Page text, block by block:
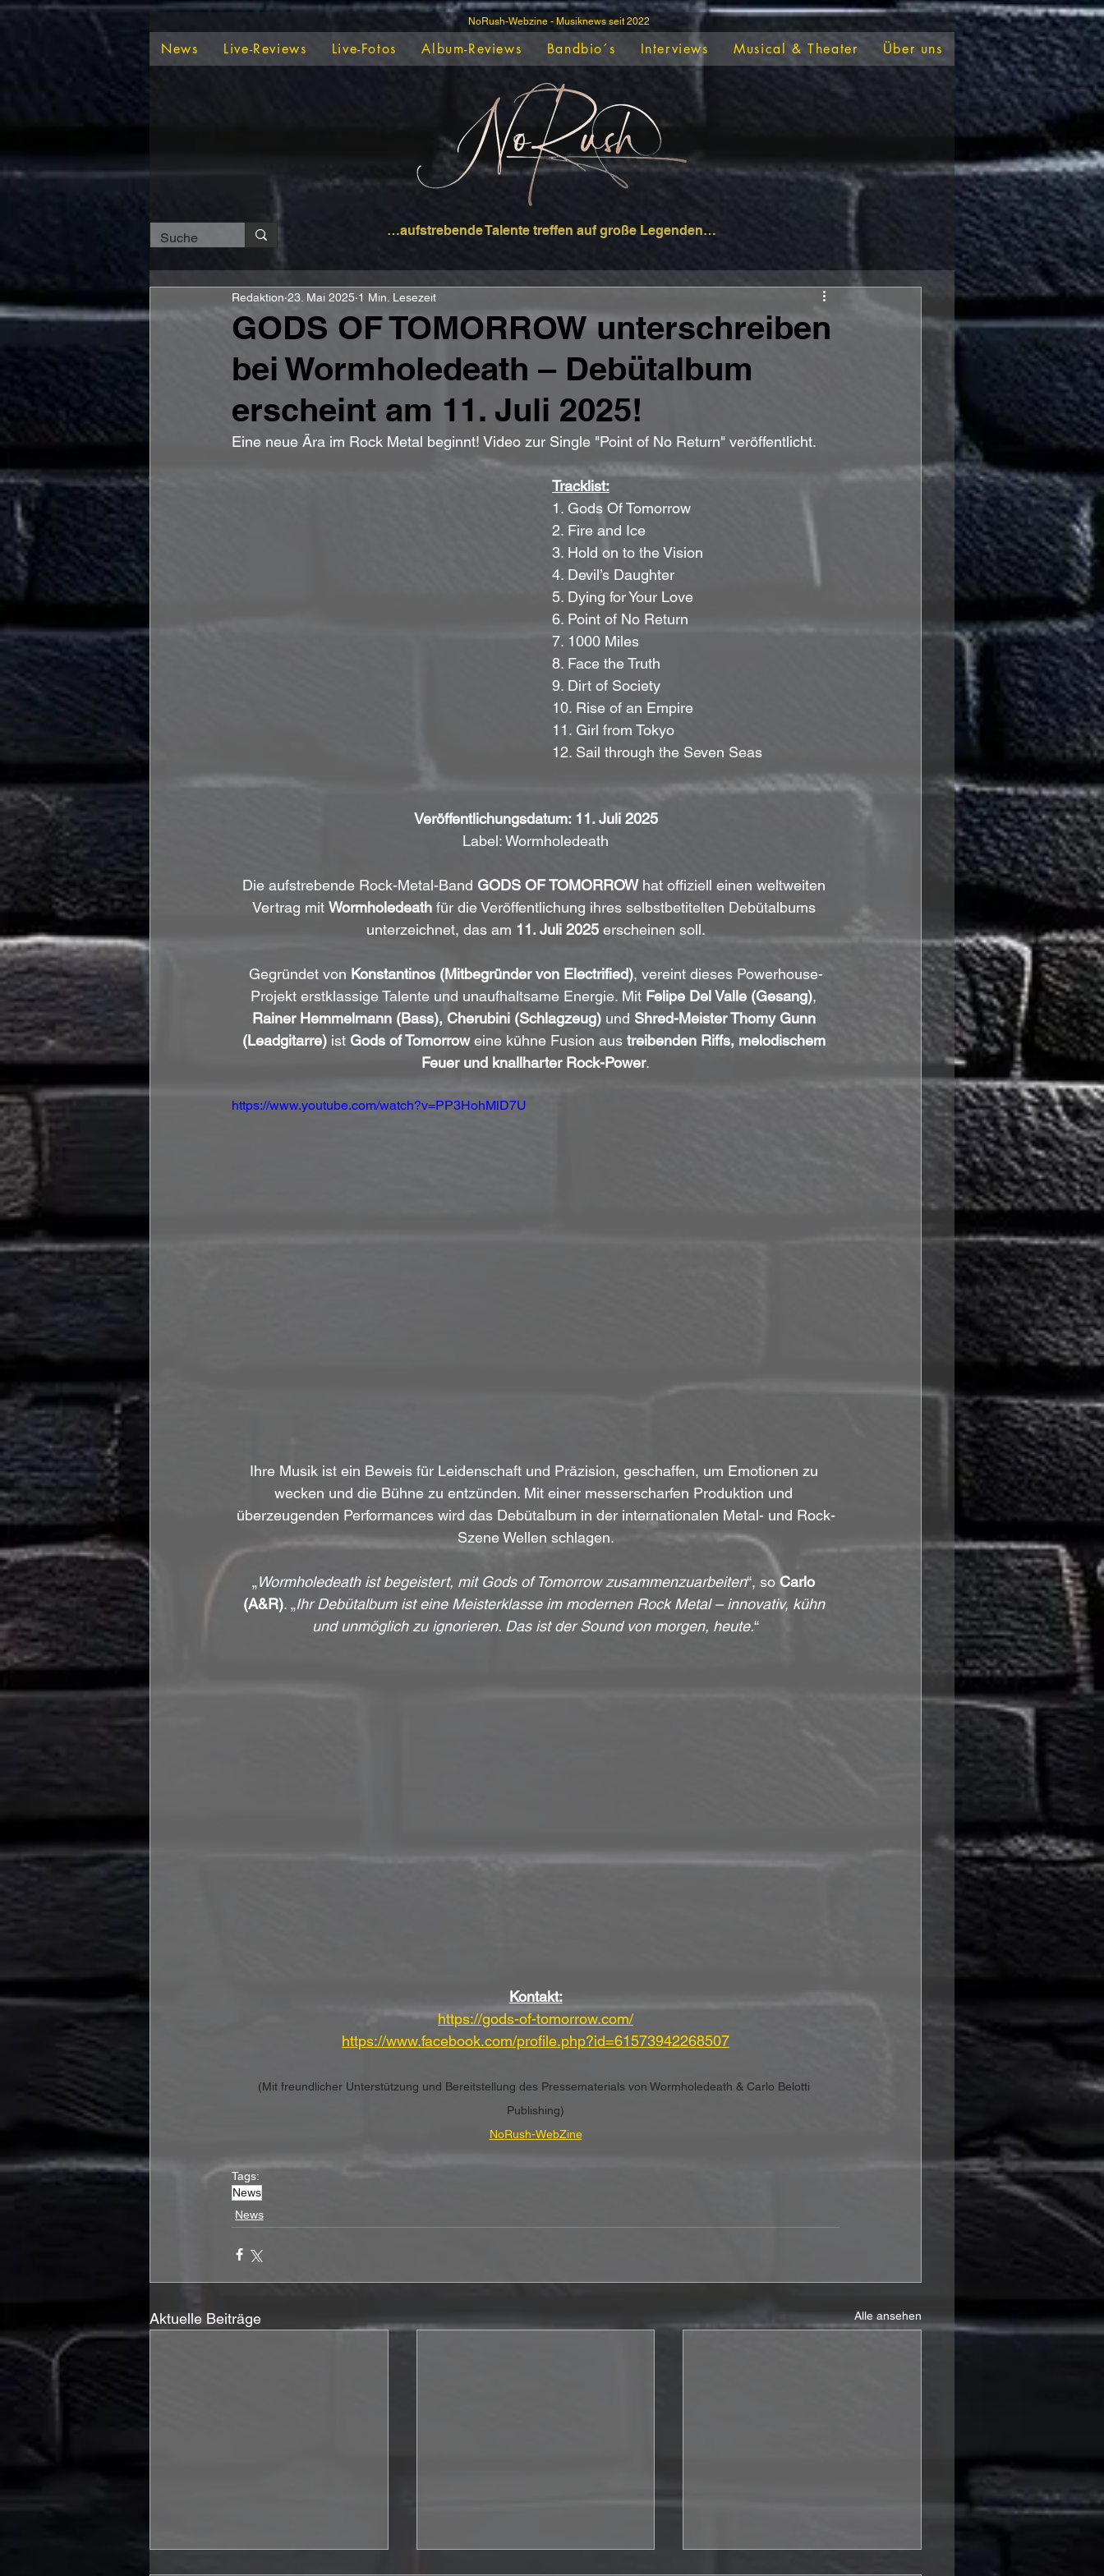
NoRush-Webzine - Musiknews seit 2022
News Live-Reviews Live-Fotos Album-Reviews Bandbio´s Interviews Musical & Theater Über uns
…aufstrebende Talente treffen auf große Legenden…
GODS OF TOMORROW unterschreiben
bei Wormholedeath – Debütalbum
erscheint am 11. Juli 2025!
Redaktion 23. Mai 2025 1 Min. Lesezeit
Eine neue Ära im Rock Metal beginnt! Video zur Single "Point of No Return" veröffentlicht.
Tracklist:
1. Gods Of Tomorrow
2. Fire and Ice
3. Hold on to the Vision
4. Devil’s Daughter
5. Dying for Your Love
6. Point of No Return
7. 1000 Miles
8. Face the Truth
9. Dirt of Society
10. Rise of an Empire
11. Girl from Tokyo
12. Sail through the Seven Seas
Veröffentlichungsdatum: 11. Juli 2025
Label: Wormholedeath
Die aufstrebende Rock-Metal-Band GODS OF TOMORROW hat offiziell einen weltweiten
Vertrag mit Wormholedeath für die Veröffentlichung ihres selbstbetitelten Debütalbums
unterzeichnet, das am 11. Juli 2025 erscheinen soll.
Gegründet von Konstantinos (Mitbegründer von Electrified), vereint dieses Powerhouse-
Projekt erstklassige Talente und unaufhaltsame Energie. Mit Felipe Del Valle (Gesang),
Rainer Hemmelmann (Bass), Cherubini (Schlagzeug) und Shred-Meister Thomy Gunn
(Leadgitarre) ist Gods of Tomorrow eine kühne Fusion aus treibenden Riffs, melodischem
Feuer und knallharter Rock-Power.
https://www.youtube.com/watch?v=PP3HohMlD7U
Ihre Musik ist ein Beweis für Leidenschaft und Präzision, geschaffen, um Emotionen zu
wecken und die Bühne zu entzünden. Mit einer messerscharfen Produktion und
überzeugenden Performances wird das Debütalbum in der internationalen Metal- und Rock-
Szene Wellen schlagen.
„Wormholedeath ist begeistert, mit Gods of Tomorrow zusammenzuarbeiten“, so Carlo
(A&R). „Ihr Debütalbum ist eine Meisterklasse im modernen Rock Metal – innovativ, kühn
und unmöglich zu ignorieren. Das ist der Sound von morgen, heute.“
Kontakt:
https://gods-of-tomorrow.com/
https://www.facebook.com/profile.php?id=61573942268507
(Mit freundlicher Unterstützung und Bereitstellung des Pressematerials von Wormholedeath & Carlo Belotti
Publishing)
NoRush-WebZine
Tags:
News
News
Aktuelle Beiträge Alle ansehen